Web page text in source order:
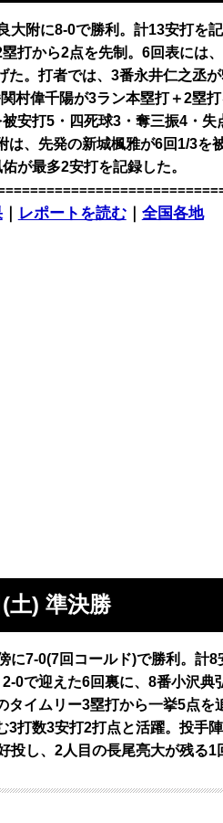
大附に8-0で勝利。計13安打を
打から2点を先制。6回表には
た。打者では、3番永井仁之丞
村偉千陽が3ラン本塁打＋2塁
安打5・四死球3・奪三振4・
は、先発の新城楓雅が6回1/3を
が最多2安打を記録した。
｜ レポートを読む｜ 全国各地
土) 準決勝
に7-0(7回コールド)で勝利。計
0で迎えた6回裏に、8番小沢
タイムリー3塁打から一挙5点
3打数3安打2打点と活躍。投手
投し、2人目の長尾亮大が残る1